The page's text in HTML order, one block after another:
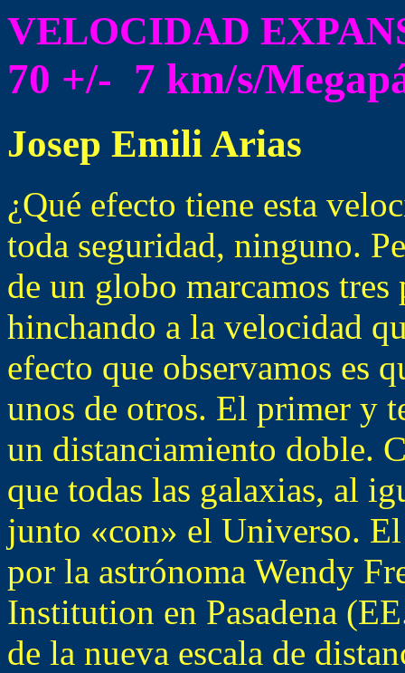
VELOCIDAD
70 +/- 7 km/s/
Josep Emili Arias
¿Qué efecto tiene esta
toda seguridad, ninguno.
de un globo marcamos
hinchando a la velocidad
efecto que observamos es
unos de otros. El primer y
un distanciamiento doble.
que todas las galaxias, al
junto «con» el Universo.
por la astrónoma Wendy
Institution en Pasadena
de la nueva escala de